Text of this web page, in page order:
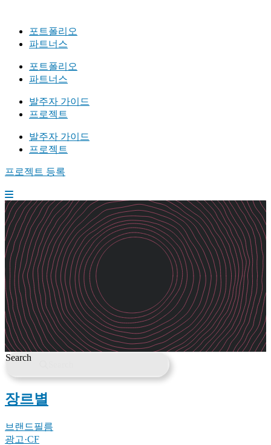
포트폴리오
파트너스
포트폴리오
파트너스
발주자 가이드
프로젝트
발주자 가이드
프로젝트
프로젝트 등록
Search
장르별
브랜드필름
광고·CF